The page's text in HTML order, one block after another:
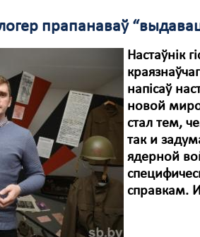
прапанаваў
Настаўнік
напісаў
новой
стал тем,
так и
ядерной
справкам.